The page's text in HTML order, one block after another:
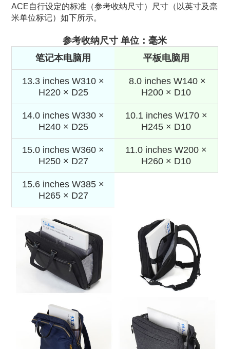
ACE自行设定的标准（参考收纳尺寸）尺寸（以英寸及毫
米单位标记）如下所示。
参考收纳尺寸 单位：毫米
笔记本电脑用
平板电脑用
13.3 inches W310 ×
H220 × D25
8.0 inches W140 ×
H200 × D10
14.0 inches W330 ×
H240 × D25
10.1 inches W170 ×
H245 × D10
15.0 inches W360 ×
H250 × D27
11.0 inches W200 ×
H260 × D10
15.6 inches W385 ×
H265 × D27